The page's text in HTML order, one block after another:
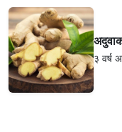
३ वर्ष